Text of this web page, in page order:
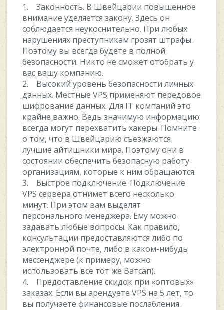
1. Законность. В Швейцарии повышенное
внимание уделяется закону. Здесь он
соблюдается неукоснительно. При любых
нарушениях преступникам грозят штрафы.
Поэтому вы всегда будете в полной
безопасности. Никто не сможет отобрать у
вас вашу компанию.
2. Высокий уровень безопасности личных
данных. Местные VPS применяют передовое
шифрование данных. Для IT компаний это
крайне важно. Ведь значимую информацию
всегда могут перехватить хакеры. Помните
о том, что в Швейцарию съезжаются
лучшие айтишники мира. Поэтому они в
состоянии обеспечить безопасную работу
организациям, которые к ним обращаются.
3. Быстрое подключение. Подключение
VPS сервера отнимет всего несколько
минут. При этом вам выделят
персонального менеджера. Ему можно
задавать любые вопросы. Как правило,
консультации предоставляются либо по
электронной почте, либо в каком-нибудь
мессенджере (к примеру, можно
использовать все тот же Ватсап).
4. Предоставление скидок при «оптовых»
заказах. Если вы арендуете VPS на 5 лет, то
вы получаете финансовые послабления.